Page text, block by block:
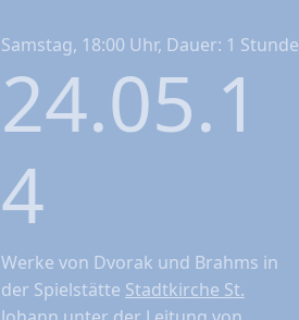
Samstag, 18:00 Uhr, Dauer: 1 Stunde
24.05.1
4
Werke von Dvorak und Brahms in
der Spielstätte Stadtkirche St.